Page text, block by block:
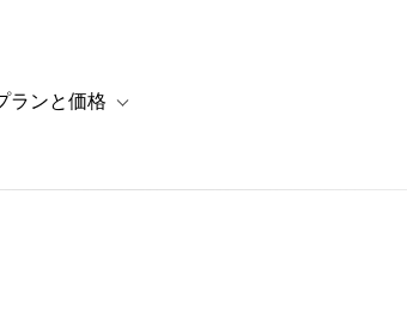
ソリューション
sub-navigation for リソース
ランと価格 Toggle sub-navigation for プランと価格